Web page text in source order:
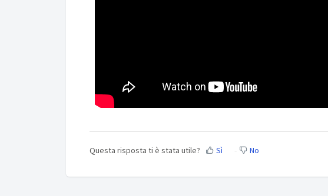
Questa risposta ti è stata utile? Sì No